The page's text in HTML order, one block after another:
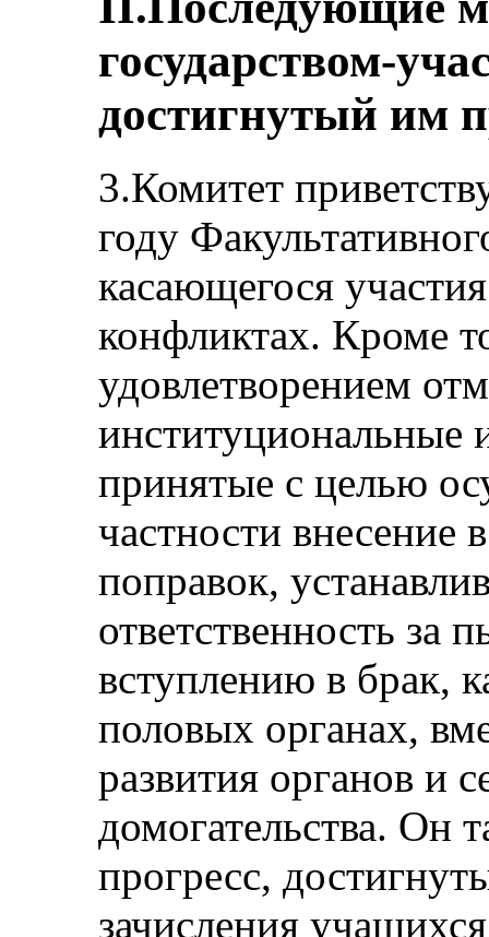
государством-
достигнутый им
3.Комитет
году
касающегося
конфликтах. Кроме
удовлетворением
институциональные
принятые с целью
частности внесение
поправок,
ответственность за
вступлению в брак,
половых органах,
развития органов и
домогательства. Он
прогресс,
зачисления